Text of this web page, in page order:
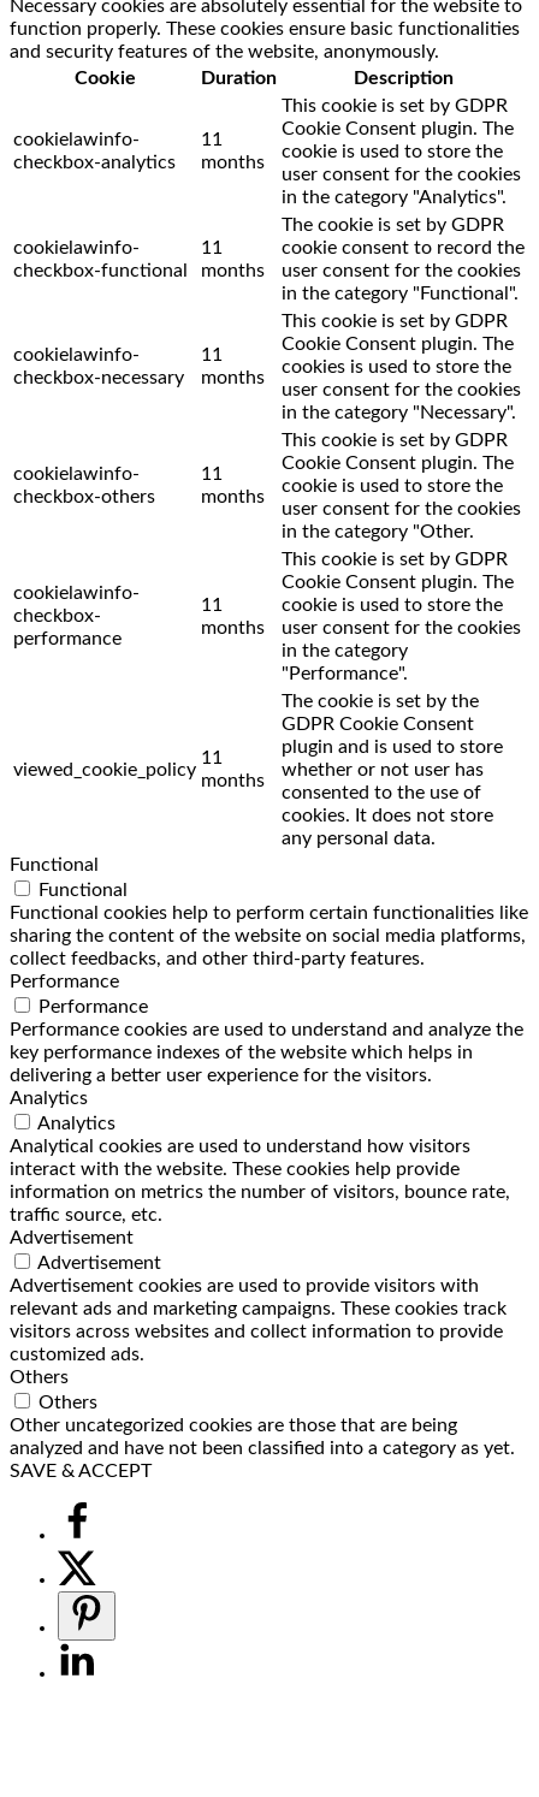
Necessary cookies are absolutely essential for the website to
function properly. These cookies ensure basic functionalities
and security features of the website, anonymously.
Cookie
Duration Description
cookielawinfo-
checkbox-analytics
11
months
This cookie is set by GDPR
Cookie Consent plugin. The
cookie is used to store the
user consent for the cookies
in the category "Analytics".
cookielawinfo-
checkbox-functional
11
months
The cookie is set by GDPR
cookie consent to record the
user consent for the cookies
in the category "Functional".
cookielawinfo-
checkbox-necessary
11
months
This cookie is set by GDPR
Cookie Consent plugin. The
cookies is used to store the
user consent for the cookies
in the category "Necessary".
cookielawinfo-
checkbox-others
11
months
This cookie is set by GDPR
Cookie Consent plugin. The
cookie is used to store the
user consent for the cookies
in the category "Other.
cookielawinfo-
checkbox-
performance
11
months
This cookie is set by GDPR
Cookie Consent plugin. The
cookie is used to store the
user consent for the cookies
in the category
"Performance".
viewed_cookie_policy
11
months
The cookie is set by the
GDPR Cookie Consent
plugin and is used to store
whether or not user has
consented to the use of
cookies. It does not store
any personal data.
Functional
Functional
Functional cookies help to perform certain functionalities like
sharing the content of the website on social media platforms,
collect feedbacks, and other third-party features.
Performance
Performance
Performance cookies are used to understand and analyze the
key performance indexes of the website which helps in
delivering a better user experience for the visitors.
Analytics
Analytics
Analytical cookies are used to understand how visitors
interact with the website. These cookies help provide
information on metrics the number of visitors, bounce rate,
traffic source, etc.
Advertisement
Advertisement
Advertisement cookies are used to provide visitors with
relevant ads and marketing campaigns. These cookies track
visitors across websites and collect information to provide
customized ads.
Others
Others
Other uncategorized cookies are those that are being
analyzed and have not been classified into a category as yet.
SAVE & ACCEPT